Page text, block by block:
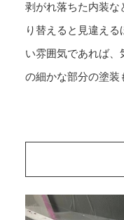
剥がれ落ちた内装な
り替えると見違え
い雰囲気であれば
の細かな部分の塗装